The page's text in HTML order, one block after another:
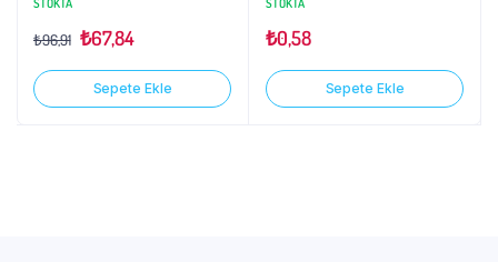
₺96,91 ₺67,84
Sepete Ekle
₺0,58
Sepete Ekle